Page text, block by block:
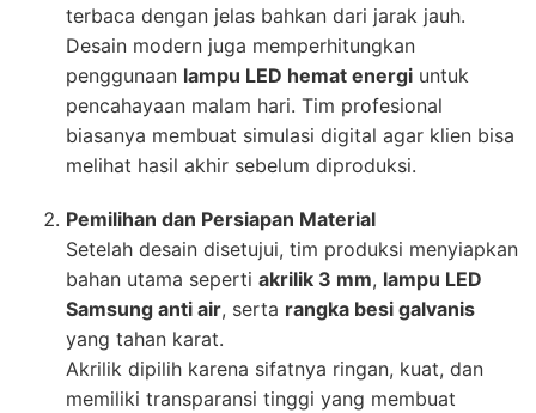
terbaca dengan jelas bahkan dari jarak jauh.
Desain modern juga memperhitungkan
penggunaan lampu LED hemat energi untuk
pencahayaan malam hari. Tim profesional
biasanya membuat simulasi digital agar klien bisa
melihat hasil akhir sebelum diproduksi.
Pemilihan dan Persiapan Material
Setelah desain disetujui, tim produksi menyiapkan
bahan utama seperti akrilik 3 mm, lampu LED
Samsung anti air, serta rangka besi galvanis
yang tahan karat.
Akrilik dipilih karena sifatnya ringan, kuat, dan
memiliki transparansi tinggi yang membuat